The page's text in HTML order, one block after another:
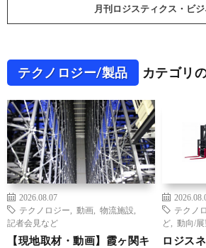
月刊ロジスティクス・ビ
テクノロジー/製品 カテゴリ
2026.08.07
テクノロジー
動画 物流施設
記者会見など
【現地取材・動画】霞ヶ関キ
テクノ
ど
動向/展
ロジス